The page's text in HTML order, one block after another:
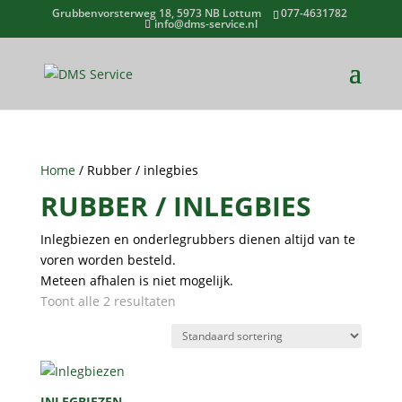
Grubbenvorsterweg 18, 5973 NB Lottum 077-4631782
info@dms-service.nl
Home/ Rubber / inlegbies
RUBBER / INLEGBIES
Inlegbiezen en onderlegrubbers dienen altijd van te
voren worden besteld.
Meteen afhalen is niet mogelijk.
Toont alle 2 resultaten